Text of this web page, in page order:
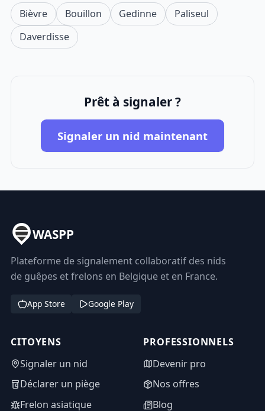
Bièvre Bouillon Gedinne
Paliseul
Daverdisse
Prêt à signaler ?
Signaler un nid maintenant
WASPP
Plateforme de signalement collaboratif des nids
de guêpes et frelons en Belgique et en France.
App Store Google Play
CITOYENS
Signaler un nid
Déclarer un piège
Frelon asiatique
PROFESSIONNELS
Devenir pro
Nos offres
Blog